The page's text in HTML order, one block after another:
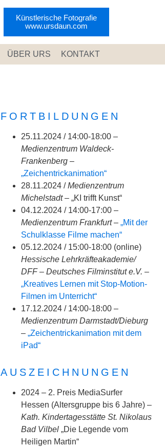
Künstlerische Fotografie
www.ursdaun.com
ÜBER URS KONTAKT
FORTBILDUNGEN
25.11.2024 / 14:00-18:00 –
Medienzentrum Waldeck-
Frankenberg –
„Zeichentrickanimation“
28.11.2024 /Medienzentrum
Michelstadt– „KI trifft Kunst“
04.12.2024 / 14:00-17:00 –
Medienzentrum Frankfurt – „Mit der
Schulklasse Filme machen“
05.12.2024 / 15:00-18:00 (online)
Hessische Lehrkräfteakademie/
DFF – Deutsches Filminstitut e.V. –
„Kreatives Lernen mit Stop-Motion-
Filmen im Unterricht“
17.12.2024 / 14:00-18:00 –
Medienzentrum Darmstadt/Dieburg
–„Zeichentrickanimation mit dem
iPad“
AUSZEICHNUNGEN
2024 – 2. Preis MediaSurfer
Hessen (Altersgruppe bis 6 Jahre) –
Kath. Kindertagesstätte St. Nikolaus
Bad Vilbel „Die Legende vom
Heiligen Martin“